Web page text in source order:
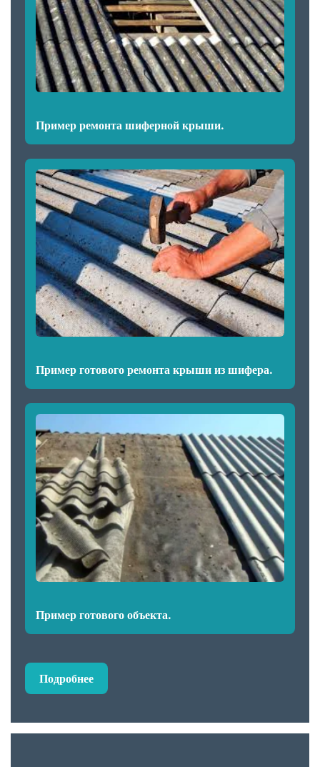
Пример ремонта шиферной крыши.
Пример готового ремонта крыши из шифера.
Пример готового объекта.
Подробнее